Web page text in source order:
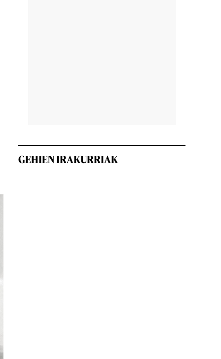
GEHIEN IRAKURRIAK